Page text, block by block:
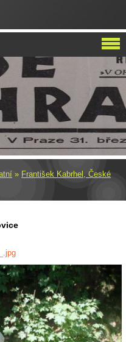
» František Kabrhel, České